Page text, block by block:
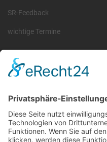
SR-Feedback
wichtige Termine
Information
Sachsen und Thüringen. Er
gleichzeitig Veranstalter
verschiedenen Ligen.